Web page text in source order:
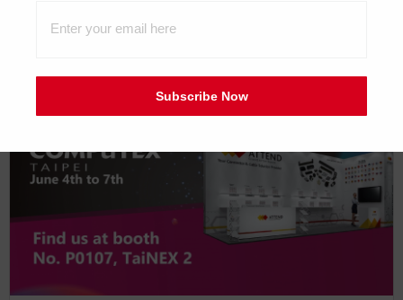
Subscribe Now
2024/05/08